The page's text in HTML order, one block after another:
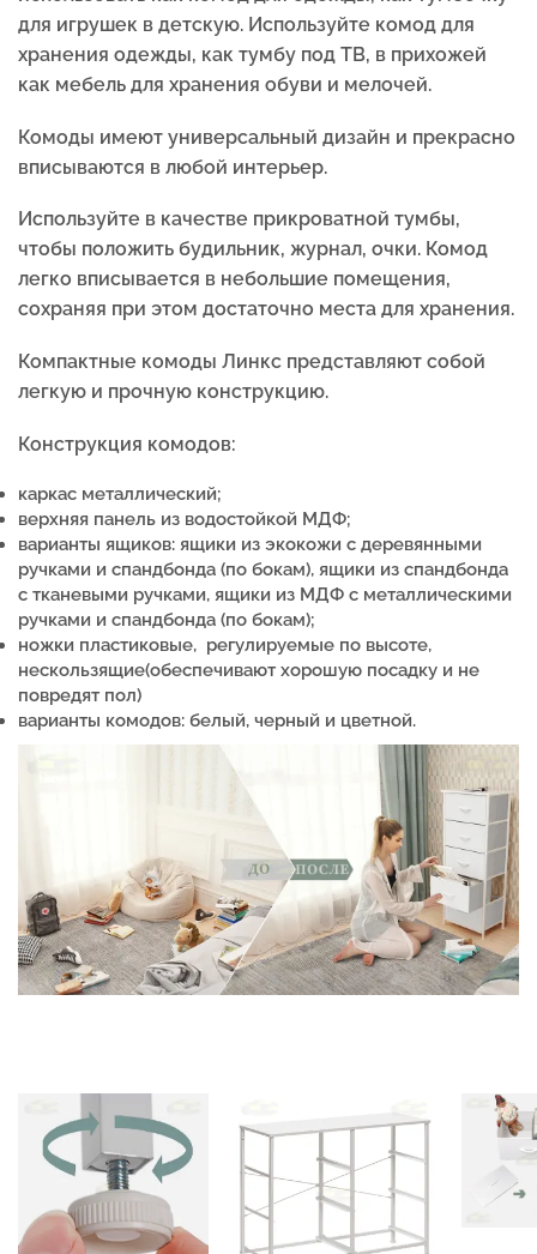
для игрушек в детскую. Используйте комод для
хранения одежды, как тумбу под ТВ, в прихожей
как мебель для хранения обуви и мелочей.
Комоды имеют универсальный дизайн и прекрасно
вписываются в любой интерьер.
Используйте в качестве прикроватной тумбы,
чтобы положить будильник, журнал, очки. Комод
легко вписывается в небольшие помещения,
сохраняя при этом достаточно места для хранения.
Компактные комоды Линкс представляют собой
легкую и прочную конструкцию.
Конструкция комодов:
каркас металлический;
верхняя панель из водостойкой МДФ;
варианты ящиков: ящики из экокожи с деревянными
ручками и спандбонда (по бокам), ящики из спандбонда
с тканевыми ручками, ящики из МДФ с металлическими
ручками и спандбонда (по бокам);
ножки пластиковые, регулируемые по высоте,
нескользящие(обеспечивают хорошую посадку и не
повредят пол)
варианты комодов: белый, черный и цветной.